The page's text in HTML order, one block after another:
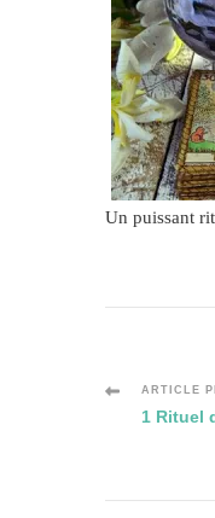
Un puissant
ARTICLE
1 Rituel